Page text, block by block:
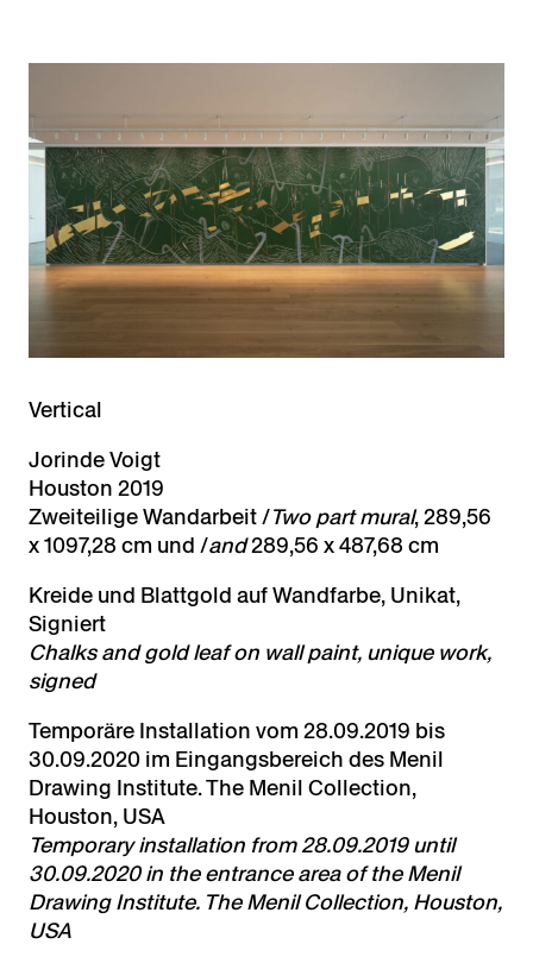
Vertical
Jorinde Voigt
Houston 2019
Zweiteilige Wandarbeit /Two part mural, 289,56
x 1097,28 cm und /and289,56 x 487,68 cm
Kreide und Blattgold auf Wandfarbe, Unikat,
Signiert
Chalks and gold leaf on wall paint, unique work,
signed
Temporäre Installation vom 28.09.2019 bis
30.09.2020 im Eingangsbereich des Menil
Drawing Institute. The Menil Collection,
Houston, USA
Temporary installation from 28.09.2019 until
30.09.2020 in the entrance area of the Menil
Drawing Institute. The Menil Collection, Houston,
USA